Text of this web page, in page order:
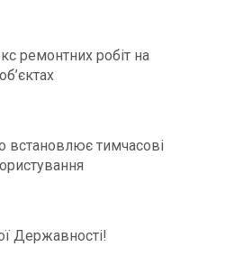
ремонтних робіт на
встановлює тимчасові
Державності!